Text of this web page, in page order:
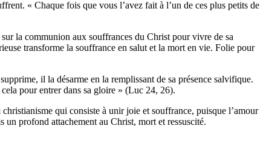
« Chaque fois que vous l’avez fait à l’un de ces plus petits de
la communion aux souffrances du Christ pour vivre de sa
transforme la souffrance en salut et la mort en vie. Folie pour
il la désarme en la remplissant de sa présence salvifique.
pour entrer dans sa gloire » (Luc 24, 26).
qui consiste à unir joie et souffrance, puisque l’amour
un profond attachement au Christ, mort et ressuscité.